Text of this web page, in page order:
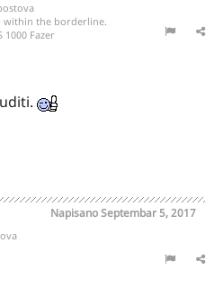
within the borderline.
1000 Fazer
NapisanoSeptembar 5, 2017